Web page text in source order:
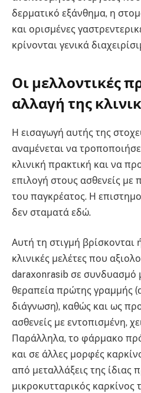
δερματικό εξάνθημα, η
και ορισμένες
κρίνονται γενικά
Οι μελλοντικές
αλλαγή της
Η εισαγωγή αυτής της
αναμένεται να
κλινική πρακτική και να
επιλογή στους ασθενείς
του παγκρέατος. Η
δεν σταματά εδώ.
Αυτή τη στιγμή βρίσκονται
κλινικές μελέτες που
daraxonrasib σε συνδυασμό
θεραπεία πρώτης γραμμής
διάγνωση), καθώς και ως
ασθενείς με εντοπισμένη,
Παράλληλα, το φάρμακο
και σε άλλες μορφές
από μεταλλάξεις της ίδιας
μικροκυτταρικός καρκίνος